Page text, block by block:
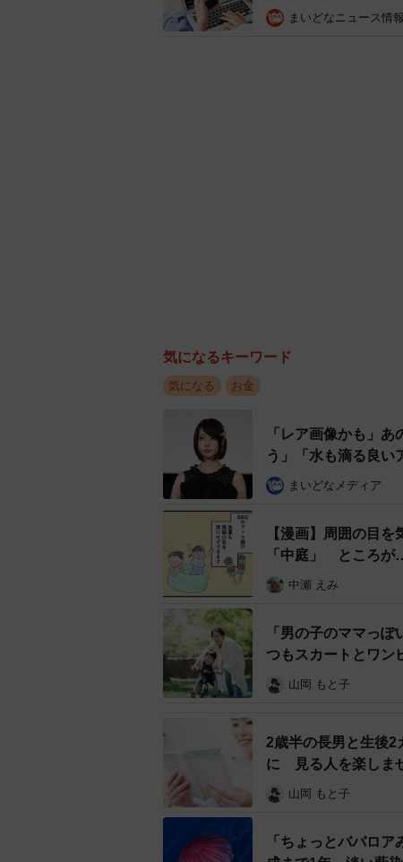
組んでいない⼈で明確な違いが出る
全体的に、株式投資に取り組んで
くの金融資産を保有していることが
理由にはどのようなことがあるので
調査の結果、最も回答が多かった
ない」（31.5％）、「損をするのが
の9割を占めました。
この調査結果を受けて同スクールは
人はもっと増えるはずですが、まだ
な情報が行き渡っていないことが、
るでしょう」とコメントしています。
◇ ◇
【出典】
▽株の学校ドットコム
https://www.kabunogakkou.com/
まいどなニュース情
気になるキーワード
気になる お金
「レア画像かも」
う」「水も滴る良い
まいどなメディア
【漫画】周囲の目
「中庭」 ところが
中瀬 えみ
「男の子のママっ
つもスカートとワ
山岡 もと子
2歳半の長男と生後
に 見る人を楽しま
山岡 もと子
「ちょっとババロ